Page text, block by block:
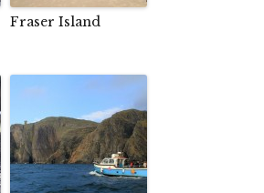
Fraser Island